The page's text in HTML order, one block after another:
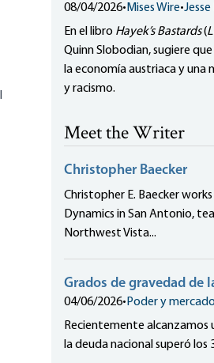
08/04/2026• Mises Wire•Jesse
En el libro Hayek’s Bastards(
Quinn Slobodian, sugiere
la economía austriaca y
y racismo.
Meet the Writer
Christopher Baecker
Christopher E. Baecker
Dynamics in San Antonio,
Northwest Vista...
Grados de gravedad de
04/06/2026• Poder y mercado
Recientemente
la deuda nacional superó los